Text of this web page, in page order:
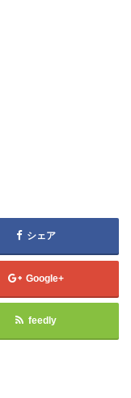
シェア
Google+
feedly